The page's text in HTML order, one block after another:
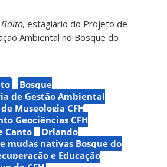
, estagiário do Projeto de
Ambiental no Bosque do
Bosque
de Gestão Ambiental
Museologia CFH
Geociências CFH
Canto
Orlando
mudas nativas Bosque do
e Educação